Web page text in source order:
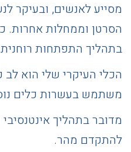
מסייע לאנשים, ובעיקר
הסרטן וממחלות אחרות.
בתהליך התפתחות
הכלי העיקרי שלי הוא
משתמש בעשרות כלים
מדובר בתהליך
להתקדם מהר.